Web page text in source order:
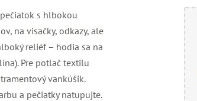
s hlbokou
na visačky, odkazy, ale
reliéf – hodia sa na
Pre potlač textilu
vankúšik.
a pečiatky natupujte.